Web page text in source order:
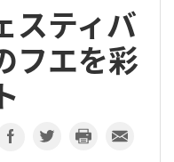
スティバ
フエを彩